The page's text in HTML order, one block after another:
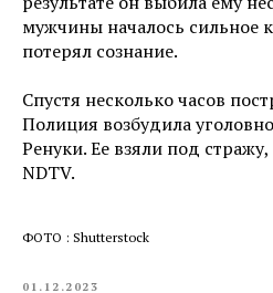
мужчины началось сильное
потерял сознание.
Спустя несколько часов
Полиция возбудила
Ренуки. Ее взяли под
NDTV.
ФОТО : Shutterstock
01.12.2023